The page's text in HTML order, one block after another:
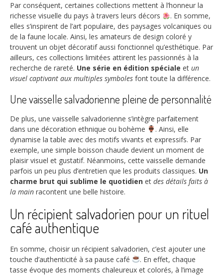
Par conséquent, certaines collections mettent à l’honneur la
richesse visuelle du pays à travers leurs décors
. En somme,
elles s’inspirent de l’art populaire, des paysages volcaniques ou
de la faune locale. Ainsi, les amateurs de design coloré y
trouvent un objet décoratif aussi fonctionnel qu’esthétique. Par
ailleurs, ces collections limitées attirent les passionnés à la
recherche de rareté. Une série en édition spéciale et un
visuel captivant aux multiples symboles font toute la différence.
Une vaisselle salvadorienne pleine de personnalité
De plus, une vaisselle salvadorienne s’intègre parfaitement
dans une décoration ethnique ou bohème
. Ainsi, elle
dynamise la table avec des motifs vivants et expressifs. Par
exemple, une simple boisson chaude devient un moment de
plaisir visuel et gustatif. Néanmoins, cette vaisselle demande
parfois un peu plus d’entretien que les produits classiques. Un
charme brut qui sublime le quotidien et des détails faits à
la main racontent une belle histoire.
Un récipient salvadorien pour un rituel
café authentique
En somme, choisir un récipient salvadorien, c’est ajouter une
touche d’authenticité à sa pause café
. En effet, chaque
tasse évoque des moments chaleureux et colorés, à l’image